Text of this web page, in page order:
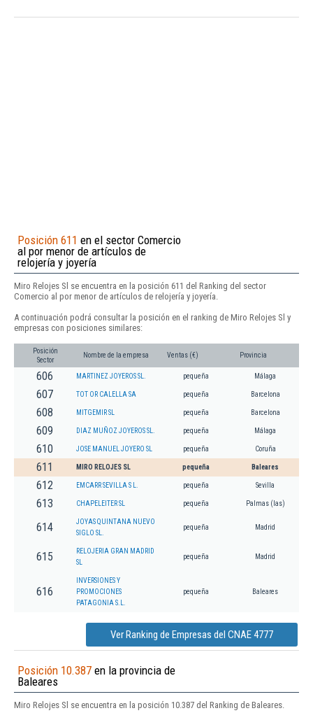
Posición 611 en el sector Comercio
al por menor de artículos de
relojería y joyería
Miro Relojes Sl se encuentra en la posición 611 del Ranking del sector
Comercio al por menor de artículos de relojería y joyería.
A continuación podrá consultar la posición en el ranking de Miro Relojes Sl y
empresas con posiciones similares:
Posición
Sector
Nombre de la empresa Ventas (€) Provincia
606 MARTINEZ JOYEROS SL. pequeña Málaga
607 TOT OR CALELLA SA pequeña Barcelona
608 MITGEMIR SL pequeña Barcelona
609 DIAZ MUÑOZ JOYEROS SL. pequeña Málaga
610 JOSE MANUEL JOYERO SL pequeña Coruña
611 MIRO RELOJES SL pequeña Baleares
612 EMCARR SEVILLA S L. pequeña Sevilla
613 CHAPELEITER SL pequeña Palmas (las)
614
JOYAS QUINTANA NUEVO
SIGLO SL.
pequeña Madrid
615
RELOJERIA GRAN MADRID
SL
pequeña Madrid
616
INVERSIONES Y
PROMOCIONES
PATAGONIA S.L.
pequeña Baleares
Ver Ranking de Empresas del CNAE 4777
Posición 10.387 en la provincia de
Baleares
Miro Relojes Sl se encuentra en la posición 10.387 del Ranking de Baleares.